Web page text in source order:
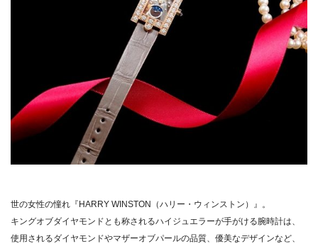
世の女性の憧れ『HARRY WINSTON（ハリー・ウィンストン）』。
キングオブダイヤモンドとも称されるハイジュエラーが手がける腕時計は、
使用されるダイヤモンドやマザーオブパールの品質、優美なデザインなど、